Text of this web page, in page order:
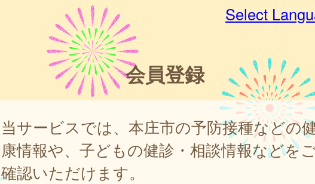
Select
会員登録
当サービスでは、本庄市の予防接種などの
康情報や、子どもの健診・相談情報などを
確認いただけます。